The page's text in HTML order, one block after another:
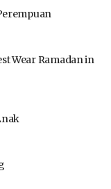
Wear Ramadan in